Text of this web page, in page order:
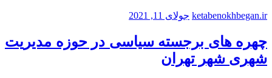
ketabenokhbegan.ir جولای 11, 2021
چهره های برجسته سیاسی در حوزه مدیریت
شهری شهر تهران